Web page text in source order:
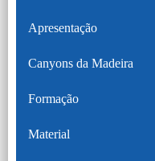
Apresentação
Canyons da Madeira
Formação
Material